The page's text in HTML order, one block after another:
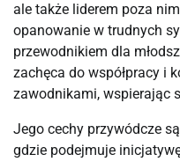
ale także liderem poza
opanowanie w trudnych
przewodnikiem dla
zachęca do współpracy i
zawodnikami, wspierając
Jego cechy przywódcze
gdzie podejmuje